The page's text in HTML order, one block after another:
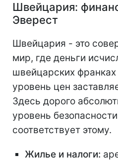
Швейцария:
Эверест
Швейцария - это
мир, где деньги
швейцарских франках
уровень цен
Здесь дорого
уровень
соответствует этому.
Жилье и налоги: